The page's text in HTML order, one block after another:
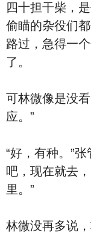
四十担干柴，
偷瞄的杂役们
路过，急得一
了。
可林微像是没
应。”
“好，有种。”
吧，现在就去
里。”
林微没再多说